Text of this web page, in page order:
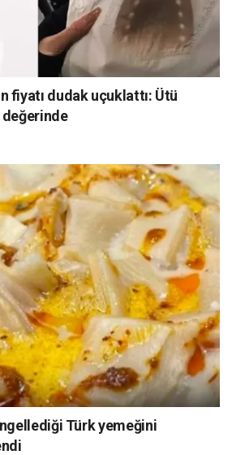
fiyatı dudak uçuklattı: Ütü
değerinde
Türk yemeğini